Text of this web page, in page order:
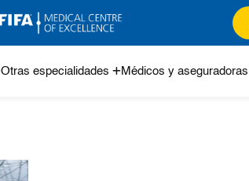
Otras especialidades Médicos y aseguradoras